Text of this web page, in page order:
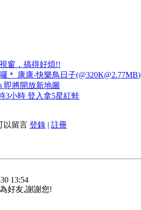
窗，搞得好煩!!
＊ 康康-快樂鳥日子(@320K@2.77MB)
即將開放新地圖
3小時 登入拿5星紅蛙
以留言 登錄 | 註冊
13:54
好友,謝謝您!